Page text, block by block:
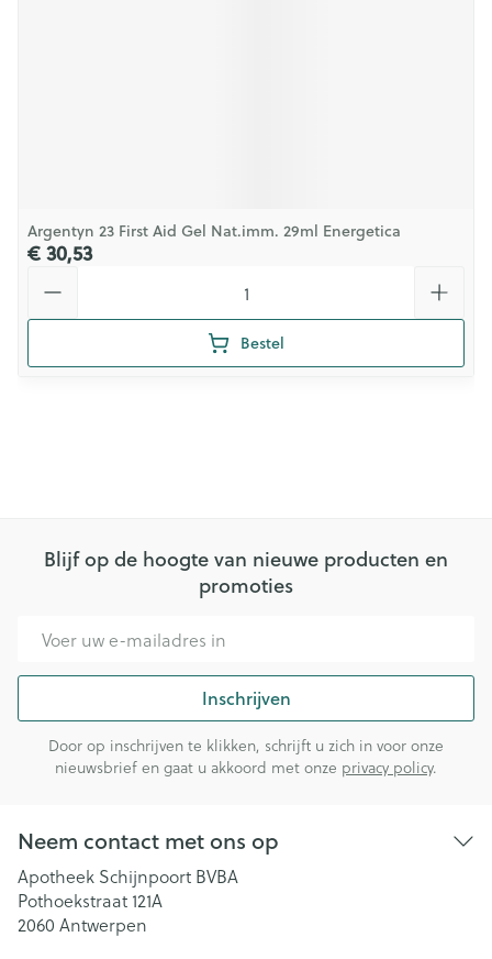
Argentyn 23 First Aid Gel Nat.imm. 29ml Energetica
€ 30,53
Bestel
Blijf op de hoogte van nieuwe producten en
promoties
Inschrijven
Door op inschrijven te klikken, schrijft u zich in voor onze
nieuwsbrief en gaat u akkoord met onze privacy policy.
Neem contact met ons op
Apotheek Schijnpoort BVBA
Pothoekstraat 121A
2060 Antwerpen